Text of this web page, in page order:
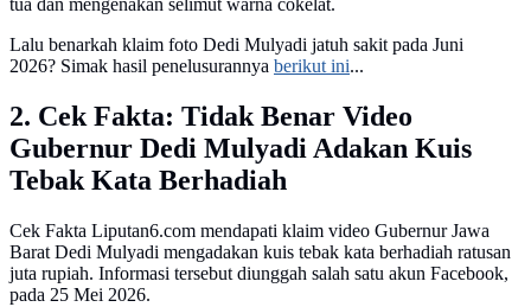
tua dan mengenakan selimut warna cokelat.
Lalu benarkah klaim foto Dedi Mulyadi jatuh sakit pada Juni
2026? Simak hasil penelusurannya berikut ini...
2. Cek Fakta: Tidak Benar Video
Gubernur Dedi Mulyadi Adakan Kuis
Tebak Kata Berhadiah
Cek Fakta Liputan6.com mendapati klaim video Gubernur Jawa
Barat Dedi Mulyadi mengadakan kuis tebak kata berhadiah ratusan
juta rupiah. Informasi tersebut diunggah salah satu akun Facebook,
pada 25 Mei 2026.